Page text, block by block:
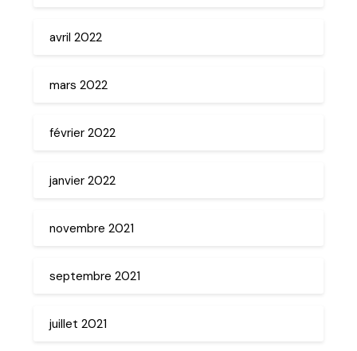
avril 2022
mars 2022
février 2022
janvier 2022
novembre 2021
septembre 2021
juillet 2021